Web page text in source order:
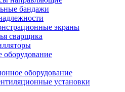
бандажи
экраны
сварщика
оборудование
оборудование
установки